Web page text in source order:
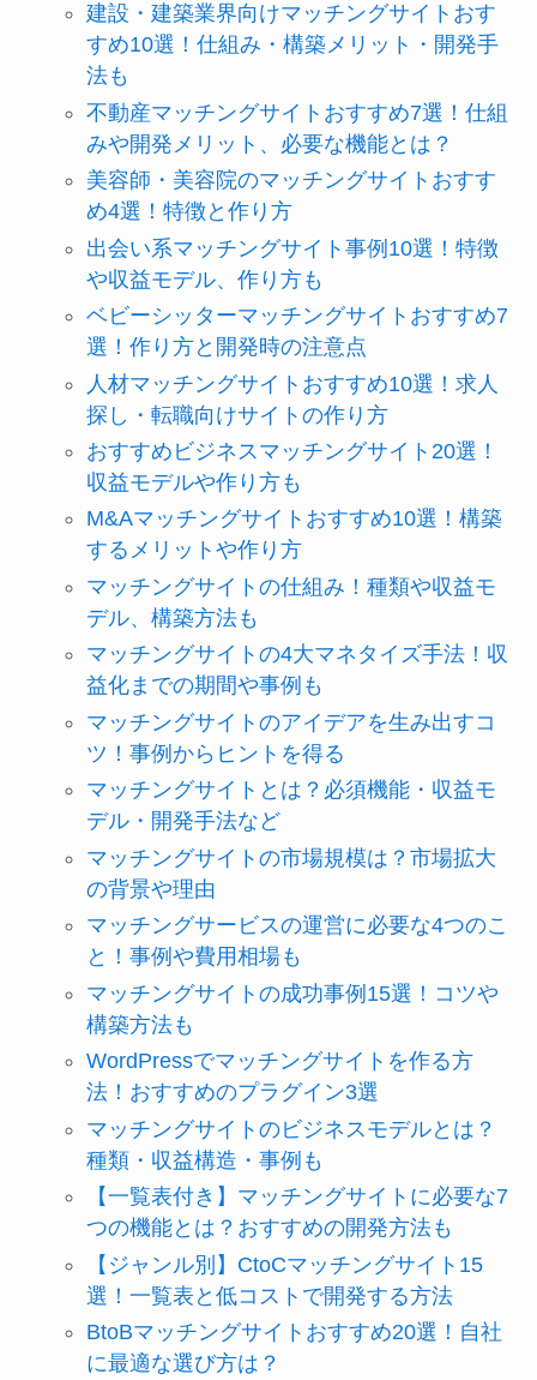
建設・建築業界向けマッチングサイトおす
すめ10選！仕組み・構築メリット・開発手
法も
不動産マッチングサイトおすすめ7選！仕組
みや開発メリット、必要な機能とは？
美容師・美容院のマッチングサイトおすす
め4選！特徴と作り方
出会い系マッチングサイト事例10選！特徴
や収益モデル、作り方も
ベビーシッターマッチングサイトおすすめ7
選！作り方と開発時の注意点
人材マッチングサイトおすすめ10選！求人
探し・転職向けサイトの作り方
おすすめビジネスマッチングサイト20選！
収益モデルや作り方も
M&Aマッチングサイトおすすめ10選！構築
するメリットや作り方
マッチングサイトの仕組み！種類や収益モ
デル、構築方法も
マッチングサイトの4大マネタイズ手法！収
益化までの期間や事例も
マッチングサイトのアイデアを生み出すコ
ツ！事例からヒントを得る
マッチングサイトとは？必須機能・収益モ
デル・開発手法など
マッチングサイトの市場規模は？市場拡大
の背景や理由
マッチングサービスの運営に必要な4つのこ
と！事例や費用相場も
マッチングサイトの成功事例15選！コツや
構築方法も
WordPressでマッチングサイトを作る方
法！おすすめのプラグイン3選
マッチングサイトのビジネスモデルとは？
種類・収益構造・事例も
【一覧表付き】マッチングサイトに必要な7
つの機能とは？おすすめの開発方法も
【ジャンル別】CtoCマッチングサイト15
選！一覧表と低コストで開発する方法
BtoBマッチングサイトおすすめ20選！自社
に最適な選び方は？